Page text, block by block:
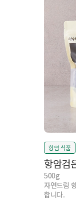
항암 식품
항암검
500g
자연드림
합니다.